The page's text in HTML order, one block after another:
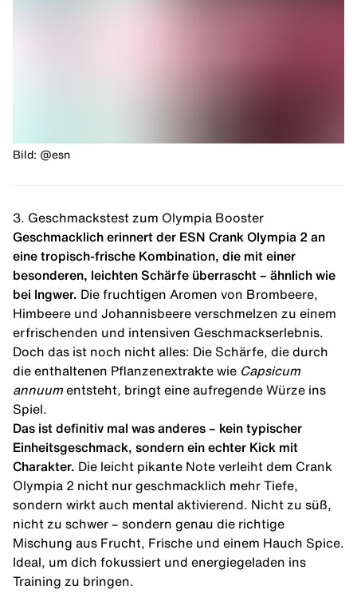
Bild: @esn
3. Geschmackstest zum Olympia Booster
Geschmacklich erinnert der ESN Crank Olympia 2 an
eine tropisch-frische Kombination, die mit einer
besonderen, leichten Schärfe überrascht – ähnlich wie
bei Ingwer. Die fruchtigen Aromen von Brombeere,
Himbeere und Johannisbeere verschmelzen zu einem
erfrischenden und intensiven Geschmackserlebnis.
Doch das ist noch nicht alles: Die Schärfe, die durch
die enthaltenen Pflanzenextrakte wie Capsicum
annuumentsteht, bringt eine aufregende Würze ins
Spiel.
Das ist definitiv mal was anderes – kein typischer
Einheitsgeschmack, sondern ein echter Kick mit
Charakter. Die leicht pikante Note verleiht dem Crank
Olympia 2 nicht nur geschmacklich mehr Tiefe,
sondern wirkt auch mental aktivierend. Nicht zu süß,
nicht zu schwer – sondern genau die richtige
Mischung aus Frucht, Frische und einem Hauch Spice.
Ideal, um dich fokussiert und energiegeladen ins
Training zu bringen.